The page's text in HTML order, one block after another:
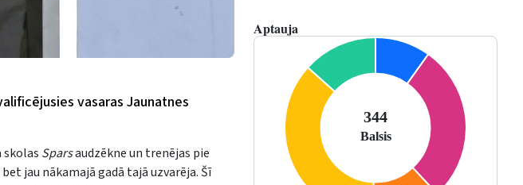
vasaras Jaunatnes
skolas Sparsaudzēkne un trenējas pie
jau nākamajā gadā tajā uzvarēja. Šī
Aptauja